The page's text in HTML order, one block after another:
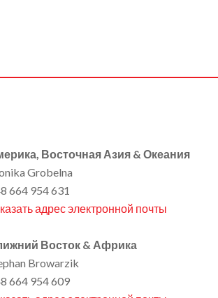
Восточная Азия & Океания
Grobelna
664 954 631
адрес электронной почты
Восток & Африка
Browarzik
664 954 609